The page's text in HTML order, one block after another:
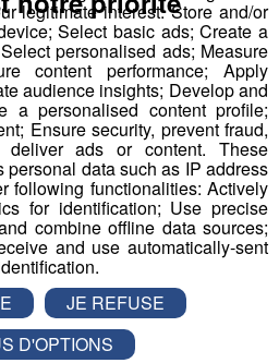
du FC Annecy, qui
travaux au total, est soutenu
à hauteur de 500 000
notamment destinée à la
terrain synthétique et d’une
gardiens de but.
legitimate interest: Store and/or
Select basic ads; Create a
personalised ads; Measure
content performance; Apply
audience insights; Develop and
a personalised content profile;
Ensure security, prevent fraud,
deliver ads or content. These
data such as IP address
following functionalities: Actively
for identification; Use precise
combine offline data sources;
and use automatically-sent
JE REFUSE
D'OPTIONS